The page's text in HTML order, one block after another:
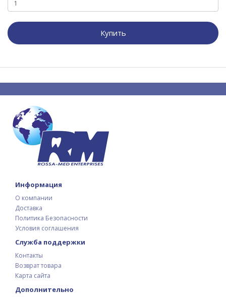
Купить
Информация
О компании
Доставка
Политика Безопасности
Условия соглашения
Служба поддержки
Контакты
Возврат товара
Карта сайта
Дополнительно